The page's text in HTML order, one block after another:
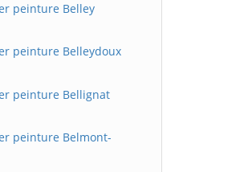
peinture Belley
peinture Belleydoux
peinture Bellignat
peinture Belmont-